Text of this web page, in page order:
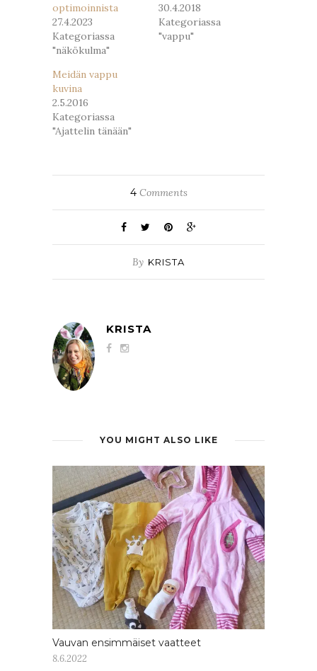
optimoinnista
27.4.2023
Kategoriassa
"näkökulma"
30.4.2018
Kategoriassa
"vappu"
Meidän vappu
kuvina
2.5.2016
Kategoriassa
"Ajattelin tänään"
4Comments
By KRISTA
KRISTA
YOU MIGHT ALSO LIKE
Vauvan ensimmäiset vaatteet
8.6.2022